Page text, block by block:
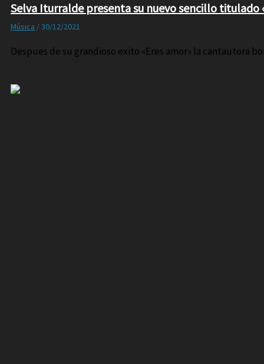
Selva Iturralde presenta su nuevo sencillo titulado
Música /30/12/2021
Despues de su grandioso exito «Eres amor» la